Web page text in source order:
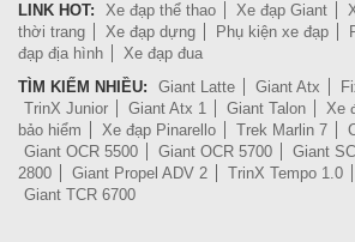
LINK HOT: Xe đạp thể thao Xe đạp Giant
thời trang
Xe đạp dựng Phụ kiện xe đạp
đạp địa hình
Xe đạp đua
TÌM KIẾM NHIỀU:
Giant Latte Giant Atx
TrinX Junior
Giant Atx 1 Giant Talon Xe
bảo hiểm
Xe đạp Pinarello Trek Marlin 7
Giant OCR 5500
Giant OCR 5700 Giant
2800
Giant Propel ADV 2 TrinX Tempo 1.0
Giant TCR 6700